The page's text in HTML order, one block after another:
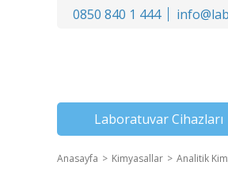
0850 840 1 444
Laboratuvar Cihazları
Anasayfa Kimyasallar Analitik